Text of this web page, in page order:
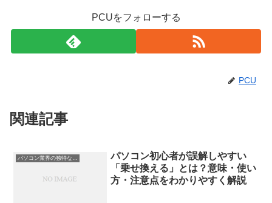
PCUをフォローする
PCU
関連記事
パソコン初心者が誤解しやすい
「乗せ換える」とは？意味・使い
方・注意点をわかりやすく解説